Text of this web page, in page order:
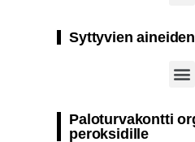
Syttyvien
Paloturvakontti
peroksidille